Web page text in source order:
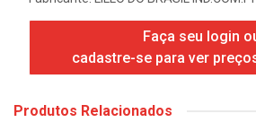
Faça seu login
cadastre-se para ver
Produtos Relacionados